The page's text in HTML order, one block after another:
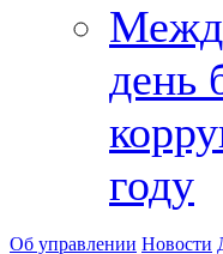
день
году
Об управлении Новости